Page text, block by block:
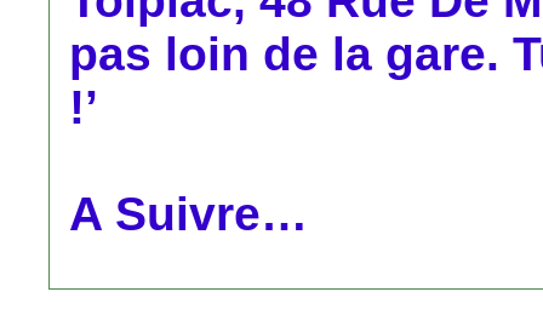
pas loin de la gare.
!’
A Suivre…